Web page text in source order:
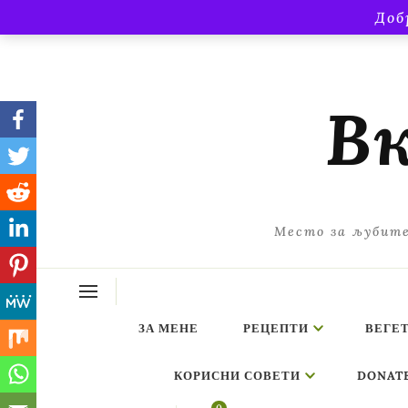
Место за
ЗА МЕНЕ РЕЦЕПТИ
КОРИСНИ СОВЕТИ